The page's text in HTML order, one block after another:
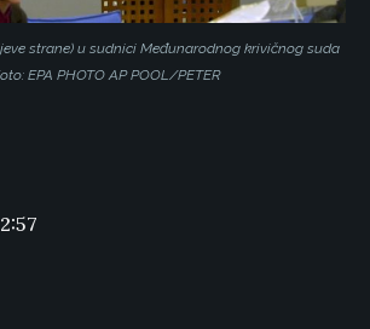
strane) u sudnici Međunarodnog krivičnog suda
EPA PHOTO AP POOL/PETER